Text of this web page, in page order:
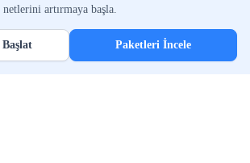
artırmaya başla.
Paketleri İncele